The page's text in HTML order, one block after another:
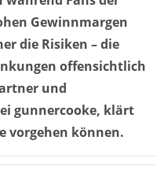
Gewinnmargen
die Risiken – die
offensichtlich
und
gunnercooke, klärt
vorgehen können.